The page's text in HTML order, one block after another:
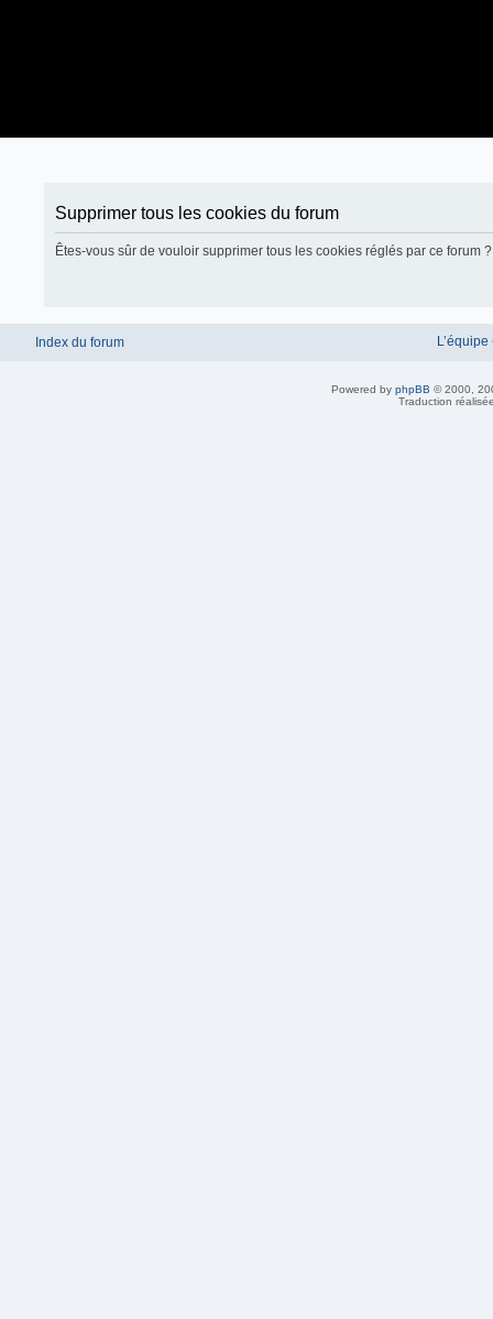
Supprimer tous les cookies du forum
Êtes-vous sûr de vouloir supprimer tous les cookies réglés par ce forum ?
Index du forum L’équipe
Powered by phpBB © 2000,
Traduction